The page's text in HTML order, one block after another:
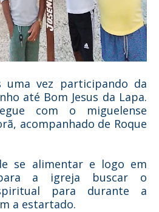
uma vez participando da
até Bom Jesus da Lapa.
com o miguelense
acompanhado de Roque
se alimentar e logo em
a igreja buscar o
para durante a
a estartado.